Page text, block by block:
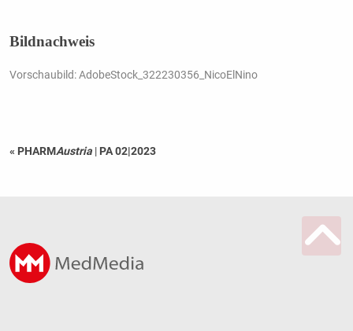
Bildnachweis
Vorschaubild: AdobeStock_322230356_NicoElNino
« PHARMAustria | PA 02|2023